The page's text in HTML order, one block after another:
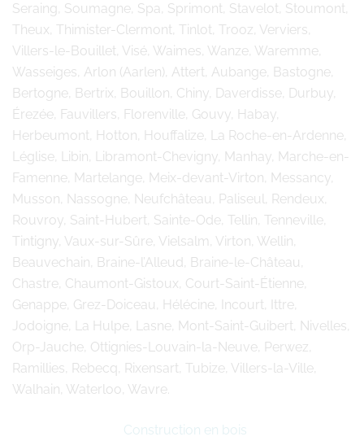
Seraing, Soumagne, Spa, Sprimont, Stavelot, Stoumont,
Theux, Thimister-Clermont, Tinlot, Trooz, Verviers,
Villers-le-Bouillet, Visé, Waimes, Wanze, Waremme,
Wasseiges, Arlon (Aarlen), Attert, Aubange, Bastogne,
Bertogne, Bertrix, Bouillon, Chiny, Daverdisse, Durbuy,
Érezée, Fauvillers, Florenville, Gouvy, Habay,
Herbeumont, Hotton, Houffalize, La Roche-en-Ardenne,
Léglise, Libin, Libramont-Chevigny, Manhay, Marche-en-
Famenne, Martelange, Meix-devant-Virton, Messancy,
Musson, Nassogne, Neufchâteau, Paliseul, Rendeux,
Rouvroy, Saint-Hubert, Sainte-Ode, Tellin, Tenneville,
Tintigny, Vaux-sur-Sûre, Vielsalm, Virton, Wellin,
Beauvechain, Braine-l’Alleud, Braine-le-Château,
Chastre, Chaumont-Gistoux, Court-Saint-Étienne,
Genappe, Grez-Doiceau, Hélécine, Incourt, Ittre,
Jodoigne, La Hulpe, Lasne, Mont-Saint-Guibert, Nivelles,
Orp-Jauche, Ottignies-Louvain-la-Neuve, Perwez,
Ramillies, Rebecq, Rixensart, Tubize, Villers-la-Ville,
Walhain, Waterloo, Wavre.
Construction en bois